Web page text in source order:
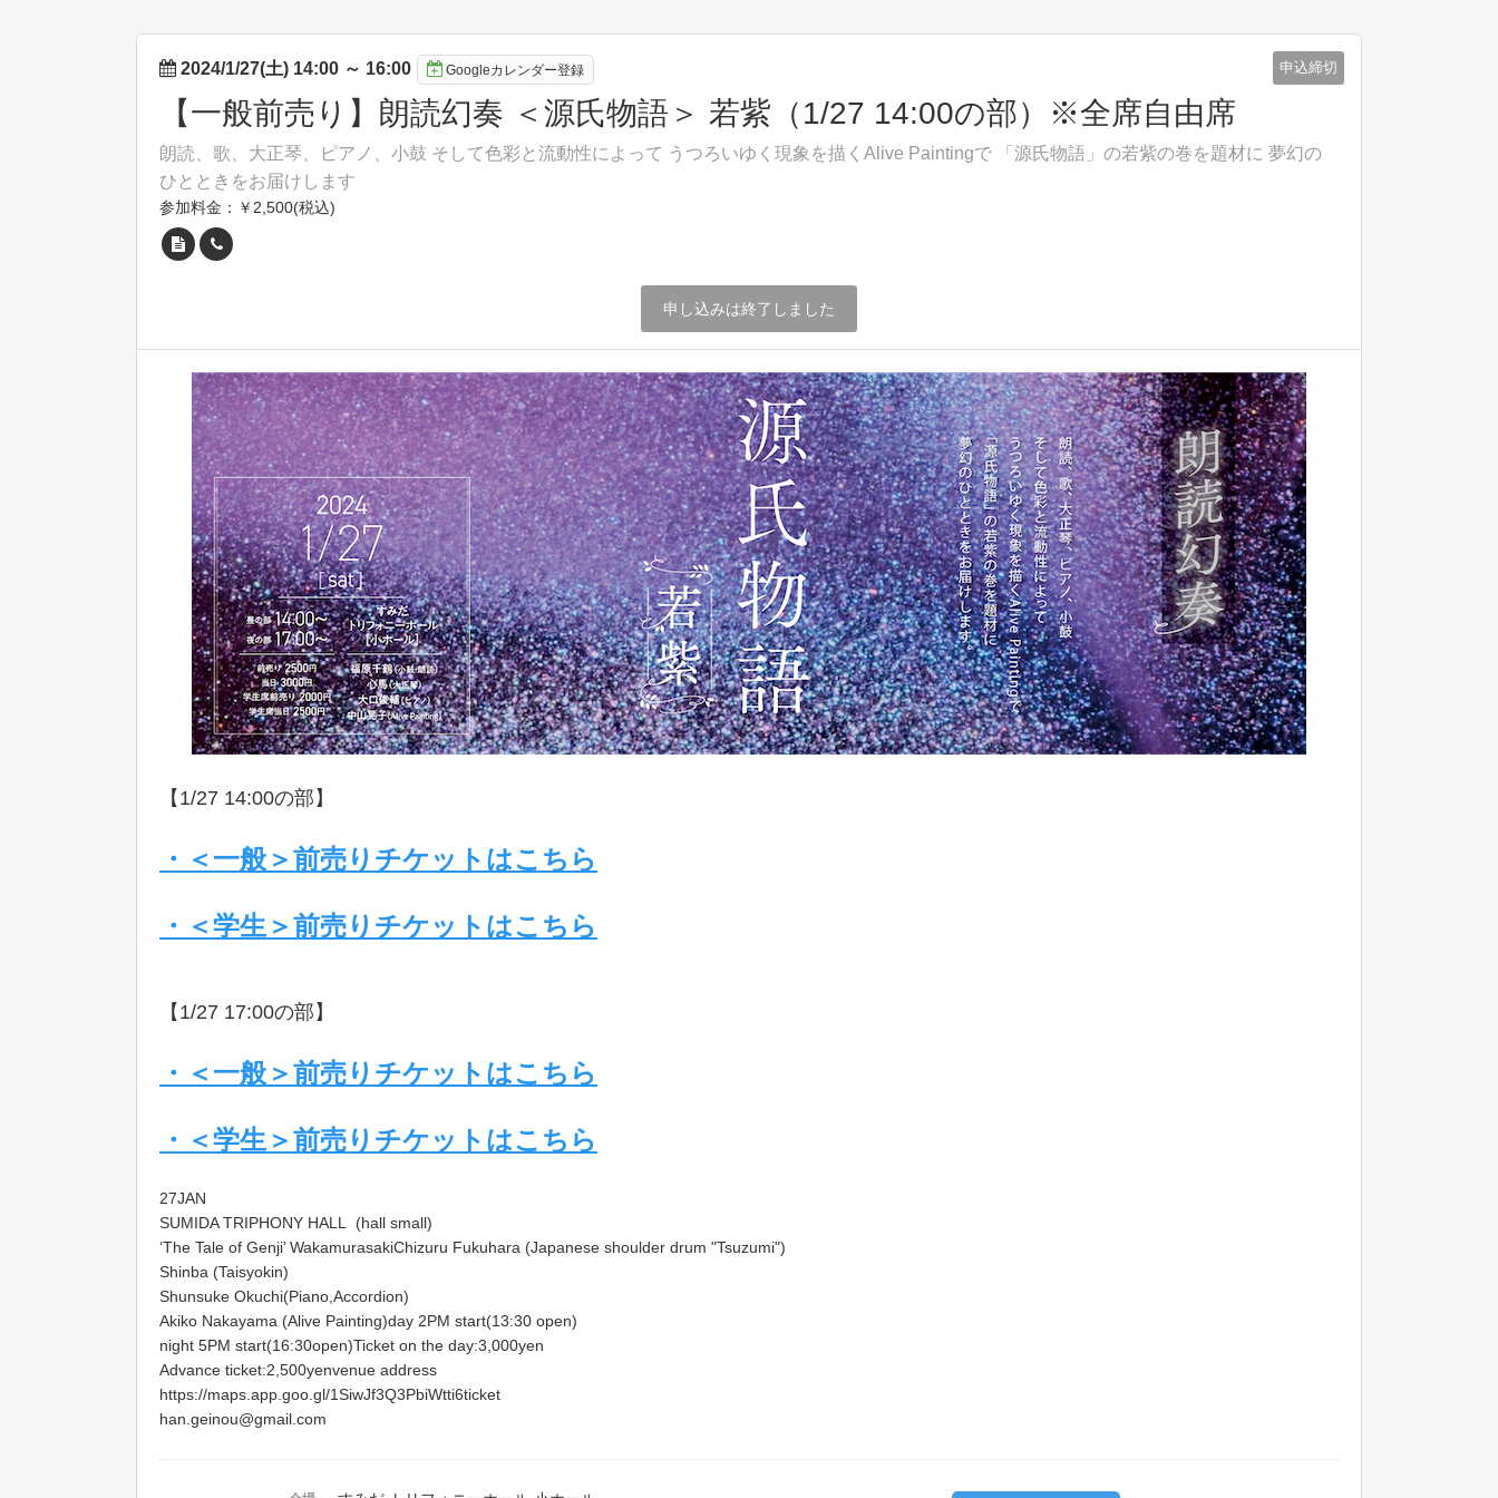
2024/1/27(土) 14:00 ～ 16:00 Googleカレンダー登録 申込締切
【一般前売り】朗読幻奏 ＜源氏物語＞ 若紫（1/27 14:00の部）※全席自由席
朗読、歌、大正琴、ピアノ、小鼓 そして色彩と流動性によって うつろいゆく現象を描くAlive Paintingで 「源氏物語」の若紫の巻を題材に 夢幻の
ひとときをお届けします
参加料金：￥2,500(税込)
申し込みは終了しました
【1/27 14:00の部】
・＜一般＞前売りチケットはこちら
・＜学生＞前売りチケットはこちら
【1/27 17:00の部】
・＜一般＞前売りチケットはこちら
・＜学生＞前売りチケットはこちら
27JAN
SUMIDA TRIPHONY HALL (hall small)
‘The Tale of Genji’ WakamurasakiChizuru Fukuhara (Japanese shoulder drum "Tsuzumi")
Shinba (Taisyokin)
Shunsuke Okuchi(Piano,Accordion)
Akiko Nakayama (Alive Painting)day 2PM start(13:30 open)
night 5PM start(16:30open)Ticket on the day:3,000yen
Advance ticket:2,500yenvenue address
https://maps.app.goo.gl/1SiwJf3Q3PbiWtti6ticket
han.geinou@gmail.com